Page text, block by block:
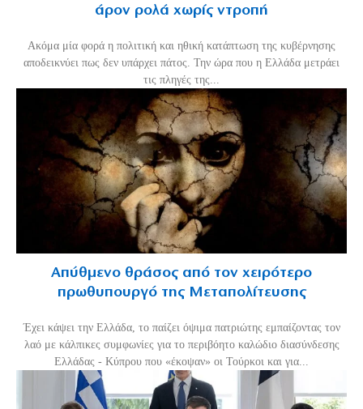
άρον ρολά χωρίς ντροπή
Ακόμα μία φορά η πολιτική και ηθική κατάπτωση της κυβέρνησης
αποδεικνύει πως δεν υπάρχει πάτος. Την ώρα που η Ελλάδα μετράει
τις πληγές της...
Απύθμενο θράσος από τον χειρότερο
πρωθυπουργό της Μεταπολίτευσης
Έχει κάψει την Ελλάδα, το παίζει όψιμα πατριώτης εμπαίζοντας τον
λαό με κάλπικες συμφωνίες για το περιβόητο καλώδιο διασύνδεσης
Ελλάδας - Κύπρου που «έκοψαν» οι Τούρκοι και για...